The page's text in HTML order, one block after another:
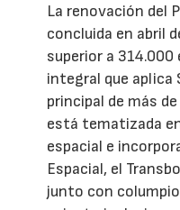
La renovación del
concluida en abril
superior a
integral que aplica
principal de más
está tematizada
espacial e
Espacial, el
junto con